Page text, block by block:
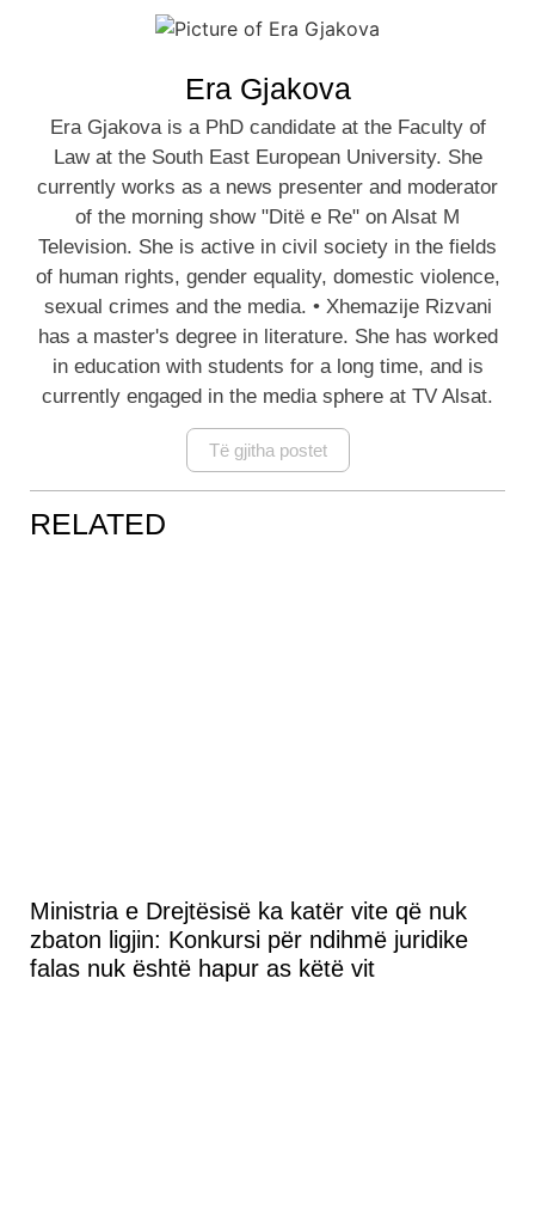
Era Gjakova
Era Gjakova is a PhD candidate at the Faculty of
Law at the South East European University. She
currently works as a news presenter and moderator
of the morning show "Ditë e Re" on Alsat M
Television. She is active in civil society in the fields
of human rights, gender equality, domestic violence,
sexual crimes and the media. • Xhemazije Rizvani
has a master's degree in literature. She has worked
in education with students for a long time, and is
currently engaged in the media sphere at TV Alsat.
Të gjitha postet
RELATED
Ministria e Drejtësisë ka katër vite që nuk
zbaton ligjin: Konkursi për ndihmë juridike
falas nuk është hapur as këtë vit